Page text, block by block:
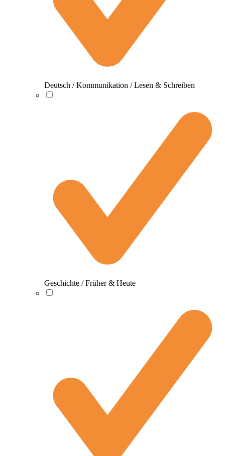
Deutsch / Kommunikation / Lesen & Schreiben
Geschichte / Früher & Heute